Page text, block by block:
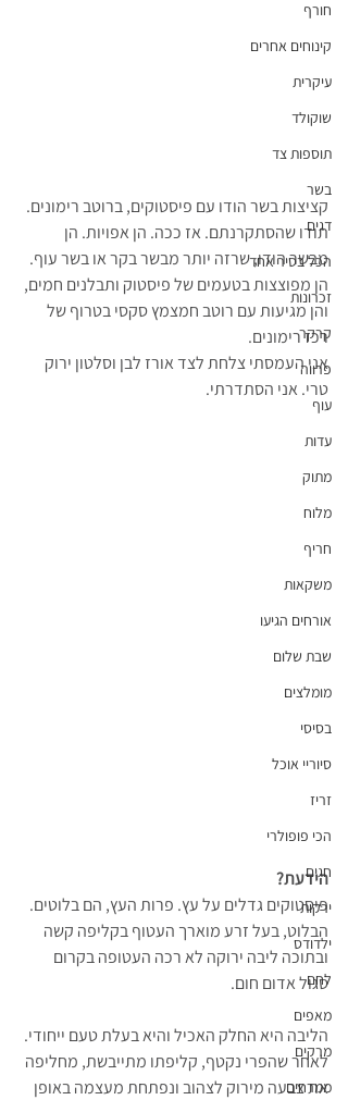
חורף
קינוחים אחרים
עיקרית
שוקולד
תוספות צד
בשר
דגים
הכל בסיר אחד
זכרונות
קרקר
פרווה
עוף
עדות
מתוק
מלוח
חריף
משקאות
אורחים הגיעו
שבת שלום
מומלצים
בסיסי
סיוריי אוכל
זריז
הכי פופולרי
חגים
ירקות
ילדודס
לחם
מאפים
מרקים
ממרחים
קציצות בשר הודו עם פיסטוקים, ברוטב רימונים.
תודו שהסתקרנתם. אז ככה. הן אפויות. הן
מבשר הודו, שרזה יותר מבשר בקר או בשר עוף.
הן מפוצצות בטעמים של פיסטוק ותבלנים חמים,
והן מגיעות עם רוטב חמצמץ סקסי בטרוף של
רכז רימונים.
אני העמסתי צלחת לצד אורז לבן וסלטון ירוק
טרי. אני הסתדרתי.
הידעת?
פיסטוקים גדלים על עץ. פרות העץ, הם בלוטים.
הבלוט, בעל זרע מוארך העטוף בקליפה קשה
ובתוכה ליבה ירוקה לא רכה העטופה בקרום
סגול אדום חום.
הליבה היא החלק האכיל והיא בעלת טעם ייחודי.
לאחר שהפרי נקטף, קליפתו מתייבשת, מחליפה
את צבעה מירוק לצהוב ונפתחת מעצמה באופן